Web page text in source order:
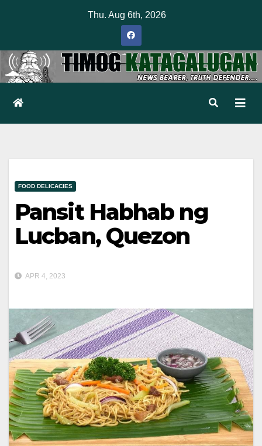
Thu. Aug 6th, 2026
FOOD DELICACIES
Pansit Habhab ng
Lucban, Quezon
APR 4, 2023